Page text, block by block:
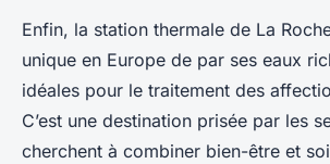
Enfin, la station thermale de La
unique en Europe de par ses eaux
idéales pour le traitement des
C’est une destination prisée par les
cherchent à combiner bien-être et